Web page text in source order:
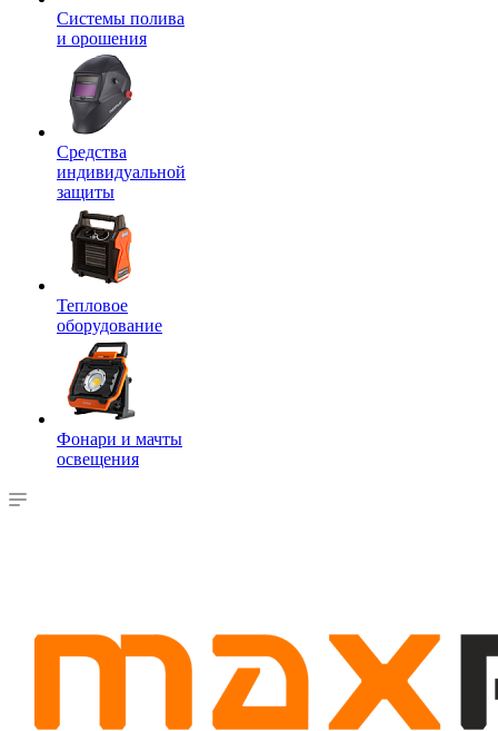
Системы полива
и орошения
Средства
индивидуальной
защиты
Тепловое
оборудование
Фонари и мачты
освещения